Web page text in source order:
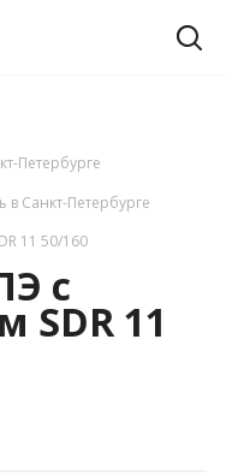
Петербурге
Санкт-Петербурге
11 50/160
с
SDR 11